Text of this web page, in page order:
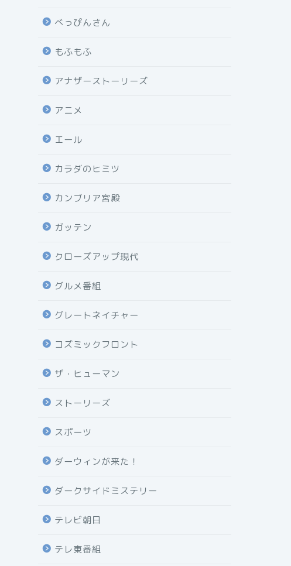
べっぴんさん
もふもふ
アナザーストーリーズ
アニメ
エール
カラダのヒミツ
カンブリア宮殿
ガッテン
クローズアップ現代
グルメ番組
グレートネイチャー
コズミックフロント
ザ・ヒューマン
ストーリーズ
スポーツ
ダーウィンが来た！
ダークサイドミステリー
テレビ朝日
テレ東番組